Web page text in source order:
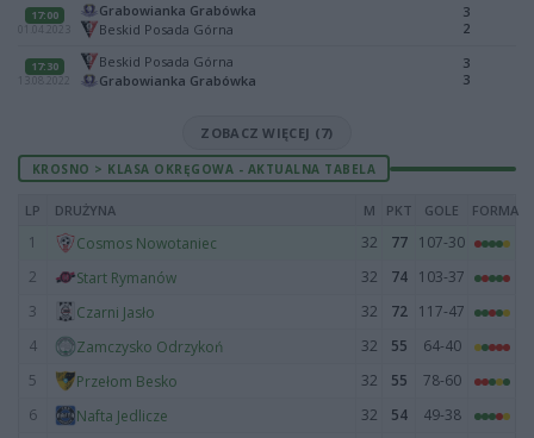
17:00
01.04.2023
Grabowianka Grabówka
Beskid Posada Górna
3
2
17:30
13.08.2022
Beskid Posada Górna
Grabowianka Grabówka
3
3
ZOBACZ WIĘCEJ (7)
KROSNO > KLASA OKRĘGOWA - AKTUALNA TABELA
LP DRUŻYNA M PKT GOLE FORMA
1 Cosmos Nowotaniec 32 77
107-30
2
Start Rymanów 32 74
103-37
3
Czarni Jasło 32 72
117-47
4
Zamczysko Odrzykoń 32 55
64-40
5
Przełom Besko 32 55
78-60
6
Nafta Jedlicze 32 54
49-38